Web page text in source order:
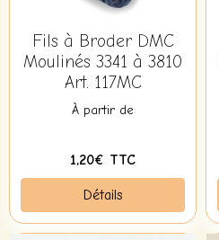
Fils à Broder DMC
Moulinés 3341 à 3810
Art. 117MC
À partir de
1,20€ TTC
Détails